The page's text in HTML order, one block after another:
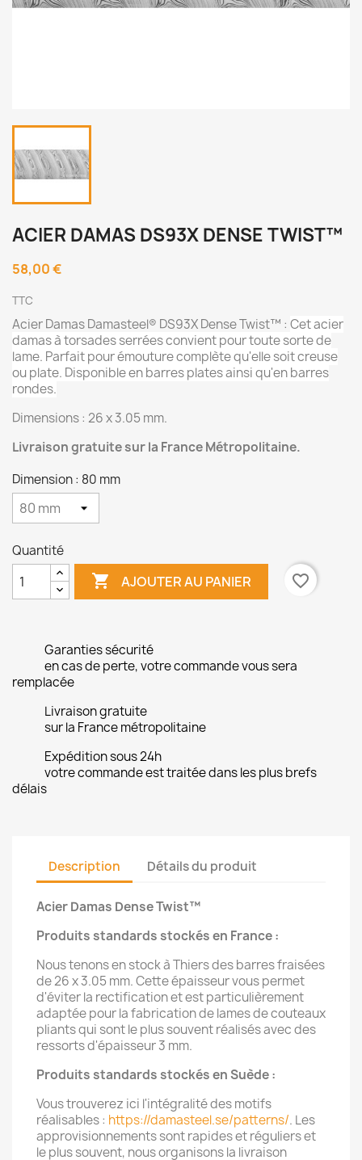
ACIER DAMAS DS93X DENSE TWIST™
58,00 €
TTC
Acier Damas Damasteel® DS93X Dense Twist™ : Cet acier
damas à torsades serrées convient pour toute sorte de
lame. Parfait pour émouture complète qu'elle soit creuse
ou plate. Disponible en barres plates ainsi qu'en barres
rondes.
Dimensions : 26 x 3.05 mm.
Livraison gratuite sur la France Métropolitaine.
Dimension : 80 mm
Quantité
 AJOUTER AU PANIER favorite_border
Garanties sécurité
en cas de perte, votre commande vous sera
remplacée
Livraison gratuite
sur la France métropolitaine
Expédition sous 24h
votre commande est traitée dans les plus brefs
délais
Description Détails du produit
Acier Damas Dense Twist™
Produits standards stockés en France :
Nous tenons en stock à Thiers des barres fraisées
de 26 x 3.05 mm. Cette épaisseur vous permet
d'éviter la rectification et est particulièrement
adaptée pour la fabrication de lames de couteaux
pliants qui sont le plus souvent réalisés avec des
ressorts d'épaisseur 3 mm.
Produits standards stockés en Suède :
Vous trouverez ici l'intégralité des motifs
réalisables : https://damasteel.se/patterns/. Les
approvisionnements sont rapides et réguliers et
le plus souvent, nous organisons la livraison